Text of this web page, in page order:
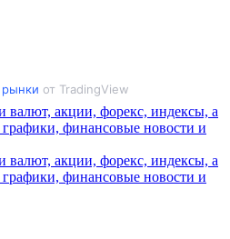
от TradingView